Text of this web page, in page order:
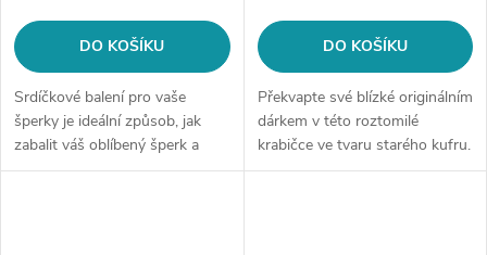
DO KOŠÍKU
Srdíčkové balení pro vaše
šperky je ideální způsob, jak
zabalit váš oblíbený šperk a
udělat radost sobě nebo
DO KOŠÍKU
Překvapte své blízké originálním
dárkem v této roztomilé
krabičce ve tvaru starého kufru.
Krabička je vyrobena z